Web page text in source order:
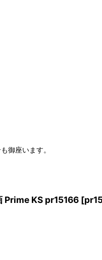
御座います。
Prime KS pr15166 [